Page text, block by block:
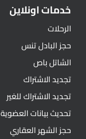
خدمات اونلاين
الرحلات
حجز البادل تنس
الشاتل باص
تجديد الاشتراك
تجديد الاشتراك للغير
تحديث بيانات العضوية
حجز الشهر العقاري